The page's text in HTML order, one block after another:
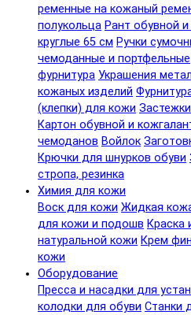
ременные на кожаный
полукольца Рант обувной
круглые 65 см Ручки
чемоданные и портфельные
фурнитура Украшения
кожаных изделий
(клепки) для кожи
Картон обувной и
чемоданов Войлок
Крючки для шнурков обуви
стропа, резинка
Химия для кожи
Воск для кожи Жидкая
для кожи и подошв Краска
натуральной кожи Крем
кожи
Оборудование
Пресса и насадки для
колодки для обуви Станки